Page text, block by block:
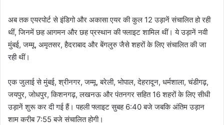
अब तक एयरपोर्ट से इंडिगो और अकासा एयर की कुल 12 उड़ानें संचालित हो रही
थीं, जिनमें छह आगमन और छह प्रस्थान की फ्लाइट शामिल थीं। ये उड़ानें नवी
मुंबई, जम्मू, अमृतसर, हैदराबाद और बेंगलुरु जैसे शहरों के लिए संचालित की जा
रही थीं।
एक जुलाई से मुंबई, श्रीनगर, जम्मू, बरेली, भोपाल, देहरादून, धर्मशाला, चंडीगढ़,
जयपुर, जोधपुर, किशनगढ़, लखनऊ और पंतनगर सहित 16 शहरों के लिए सीधी
उड़ानें शुरू कर दी गई हैं। पहली फ्लाइट सुबह 6:40 बजे जबकि अंतिम उड़ान
शाम करीब 7:55 बजे संचालित होगी।